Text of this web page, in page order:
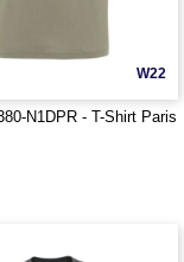
W22
N1DPR - T-Shirt Paris